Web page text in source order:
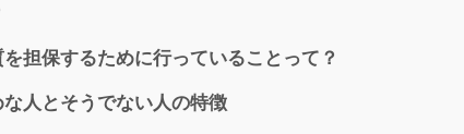
担保するために行っていることって？
人とそうでない人の特徴